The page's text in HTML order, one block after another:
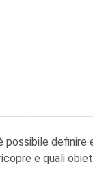
possibile definire
e quali